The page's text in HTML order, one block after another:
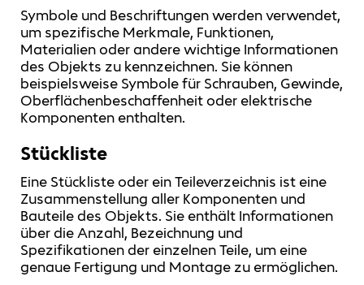
Symbole und Beschriftungen werden verwendet,
um spezifische Merkmale, Funktionen,
Materialien oder andere wichtige Informationen
des Objekts zu kennzeichnen. Sie können
beispielsweise Symbole für Schrauben, Gewinde,
Oberflächenbeschaffenheit oder elektrische
Komponenten enthalten.
Stückliste
Eine Stückliste oder ein Teileverzeichnis ist eine
Zusammenstellung aller Komponenten und
Bauteile des Objekts. Sie enthält Informationen
über die Anzahl, Bezeichnung und
Spezifikationen der einzelnen Teile, um eine
genaue Fertigung und Montage zu ermöglichen.